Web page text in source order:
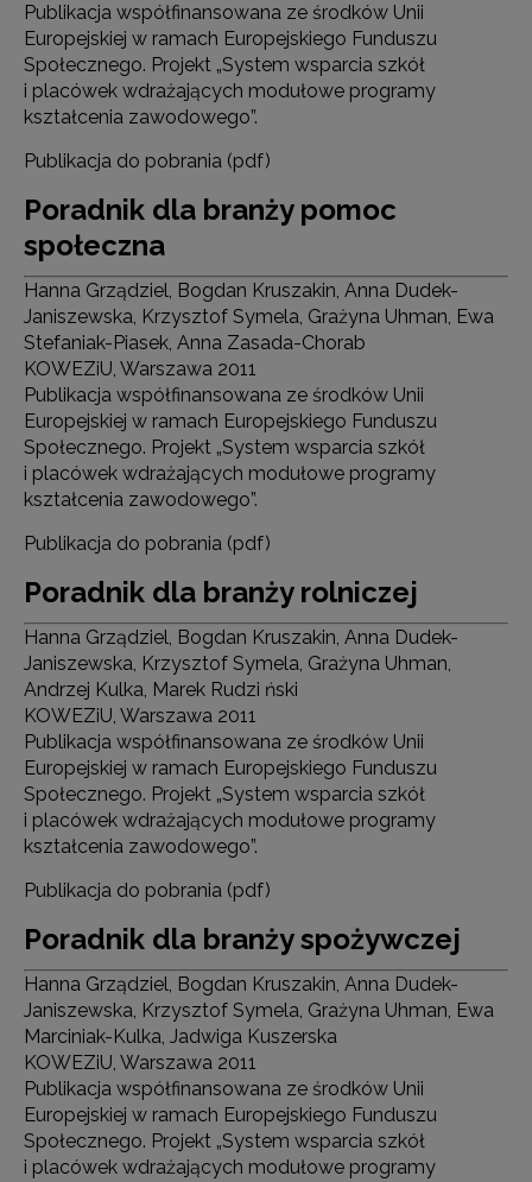
Publikacja współfinansowana ze środków Unii
Europejskiej w ramach Europejskiego Funduszu
Społecznego. Projekt „System wsparcia szkół
i placówek wdrażających modułowe programy
kształcenia zawodowego”.
Publikacja do pobrania (pdf)
Poradnik dla branży pomoc
społeczna
Hanna Grządziel, Bogdan Kruszakin, Anna Dudek-
Janiszewska, Krzysztof Symela, Grażyna Uhman, Ewa
Stefaniak-Piasek, Anna Zasada-Chorab
KOWEZiU, Warszawa 2011
Publikacja współfinansowana ze środków Unii
Europejskiej w ramach Europejskiego Funduszu
Społecznego. Projekt „System wsparcia szkół
i placówek wdrażających modułowe programy
kształcenia zawodowego”.
Publikacja do pobrania (pdf)
Poradnik dla branży rolniczej
Hanna Grządziel, Bogdan Kruszakin, Anna Dudek-
Janiszewska, Krzysztof Symela, Grażyna Uhman,
Andrzej Kulka, Marek Rudzi ński
KOWEZiU, Warszawa 2011
Publikacja współfinansowana ze środków Unii
Europejskiej w ramach Europejskiego Funduszu
Społecznego. Projekt „System wsparcia szkół
i placówek wdrażających modułowe programy
kształcenia zawodowego”.
Publikacja do pobrania (pdf)
Poradnik dla branży spożywczej
Hanna Grządziel, Bogdan Kruszakin, Anna Dudek-
Janiszewska, Krzysztof Symela, Grażyna Uhman, Ewa
Marciniak-Kulka, Jadwiga Kuszerska
KOWEZiU, Warszawa 2011
Publikacja współfinansowana ze środków Unii
Europejskiej w ramach Europejskiego Funduszu
Społecznego. Projekt „System wsparcia szkół
i placówek wdrażających modułowe programy